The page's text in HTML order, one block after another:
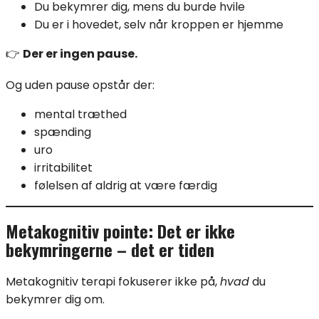
Du bekymrer dig, mens du burde hvile
Du er i hovedet, selv når kroppen er hjemme
👉 Der er ingen pause.
Og uden pause opstår der:
mental træthed
spænding
uro
irritabilitet
følelsen af aldrig at være færdig
Metakognitiv pointe: Det er ikke
bekymringerne – det er tiden
Metakognitiv terapi fokuserer ikke på,hvaddu
bekymrer dig om.